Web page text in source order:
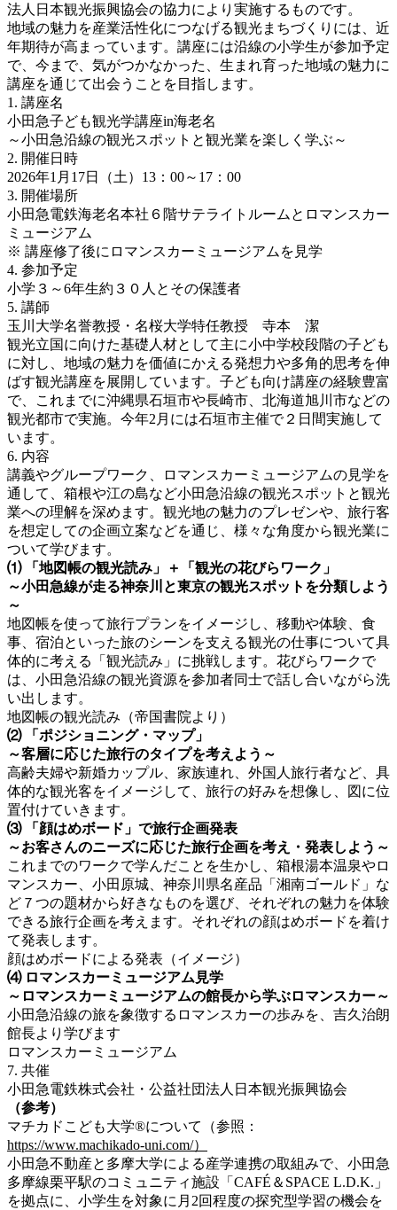
法人日本観光振興協会の協力により実施するものです。
地域の魅力を産業活性化につなげる観光まちづくりには、近
年期待が高まっています。講座には沿線の小学生が参加予定
で、今まで、気がつかなかった、生まれ育った地域の魅力に
講座を通じて出会うことを目指します。
1. 講座名
小田急子ども観光学講座in海老名
～小田急沿線の観光スポットと観光業を楽しく学ぶ～
2. 開催日時
2026年1月17日（土）13：00～17：00
3. 開催場所
小田急電鉄海老名本社６階サテライトルームとロマンスカー
ミュージアム
※ 講座修了後にロマンスカーミュージアムを見学
4. 参加予定
小学３～6年生約３０人とその保護者
5. 講師
玉川大学名誉教授・名桜大学特任教授 寺本 潔
観光立国に向けた基礎人材として主に小中学校段階の子ども
に対し、地域の魅力を価値にかえる発想力や多角的思考を伸
ばす観光講座を展開しています。子ども向け講座の経験豊富
で、これまでに沖縄県石垣市や長崎市、北海道旭川市などの
観光都市で実施。今年2月には石垣市主催で２日間実施して
います。
6. 内容
講義やグループワーク、ロマンスカーミュージアムの見学を
通して、箱根や江の島など小田急沿線の観光スポットと観光
業への理解を深めます。観光地の魅力のプレゼンや、旅行客
を想定しての企画立案などを通じ、様々な角度から観光業に
ついて学びます。
⑴
「地図帳の観光読み」＋「観光の花びらワーク」
～小田急線が走る神奈川と東京の観光スポットを分類しよう
～
地図帳を使って旅行プランをイメージし、移動や体験、食
事、宿泊といった旅のシーンを支える観光の仕事について具
体的に考える「観光読み」に挑戦します。花びらワークで
は、小田急沿線の観光資源を参加者同士で話し合いながら洗
い出します。
地図帳の観光読み（帝国書院より）
⑵
「ポジショニング・マップ」
～客層に応じた旅行のタイプを考えよう～
高齢夫婦や新婚カップル、家族連れ、外国人旅行者など、具
体的な観光客をイメージして、旅行の好みを想像し、図に位
置付けていきます。
⑶
「顔はめボード」で旅行企画発表
～お客さんのニーズに応じた旅行企画を考え・発表しよう～
これまでのワークで学んだことを生かし、箱根湯本温泉やロ
マンスカー、小田原城、神奈川県名産品「湘南ゴールド」な
ど７つの題材から好きなものを選び、それぞれの魅力を体験
できる旅行企画を考えます。それぞれの顔はめボードを着け
て発表します。
顔はめボードによる発表（イメージ）
⑷ ロマンスカーミュージアム見学
～ロマンスカーミュージアムの館長から学ぶロマンスカー～
小田急沿線の旅を象徴するロマンスカーの歩みを、吉久治朗
館長より学びます
ロマンスカーミュージアム
7. 共催
小田急電鉄株式会社・公益社団法人日本観光振興協会
（参考）
マチカドこども大学®について（参照：
https://www.machikado-uni.com/）
小田急不動産と多摩大学による産学連携の取組みで、小田急
多摩線栗平駅のコミュニティ施設「CAFÉ＆SPACE L.D.K.」
を拠点に、小学生を対象に月2回程度の探究型学習の機会を